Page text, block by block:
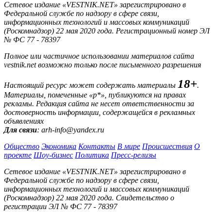
Сетевое издание «VESTNIK.NET» зарегистрировано в
Федеральной службе по надзору в сфере связи,
информационных технологий и массовых коммуникаций
(Роскомнадзор) 22 мая 2020 года. Регистрационный номер ЭЛ
№ ФС 77 - 78397
Полное или частичное использовании материалов сайта
vestnik.net возможно только после письменного разрешения
Настоящий ресурс может содержать материалы 18+.
Материалы, помеченные «р*», публикуются на правах
рекламы. Редакция сайта не несет ответственности за
достоверность информации, содержащейся в рекламных
объявлениях
Для связи: arh-info@yandex.ru
Общество Экономика Контакты В мире Происшествия О
проекте Шоу-бизнес Политика Пресс-релизы
Сетевое издание «VESTNIK.NET» зарегистрировано в
Федеральной службе по надзору в сфере связи,
информационных технологий и массовых коммуникаций
(Роскомнадзор) 22 мая 2020 года. Свидетельство о
регистрации ЭЛ № ФС 77 - 78397